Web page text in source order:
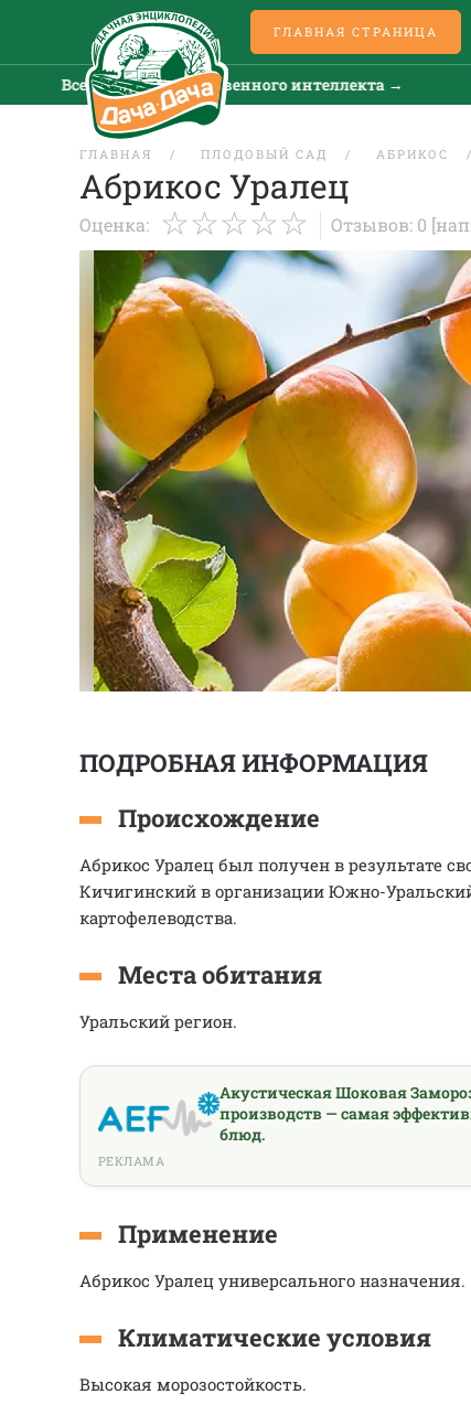
ГЛАВНАЯ СТРАНИЦА
Все новости искусственного интеллекта →
ГЛАВНАЯ ПЛОДОВЫЙ САД АБРИКОС
Абрикос Уралец
Оценка: Отзывов: 0
ПОДРОБНАЯ ИНФОРМАЦИЯ
Происхождение
Абрикос Уралец был получен в результате
Кичигинский в организации Южно-
картофелеводства.
Места обитания
Уральский регион.
Акустическая Шоковая
производств — самая
блюд.
РЕКЛАМА
Применение
Абрикос Уралец универсального назначения.
Климатические условия
Высокая морозостойкость.